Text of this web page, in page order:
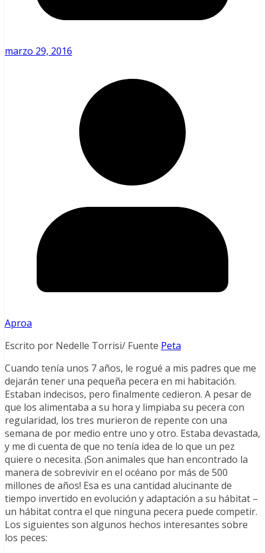
marzo 29, 2016
Aproa
Escrito por Nedelle Torrisi/ Fuente Peta
Cuando tenía unos 7 años, le rogué a mis padres que me
dejarán tener una pequeña pecera en mi habitación.
Estaban indecisos, pero finalmente cedieron. A pesar de
que los alimentaba a su hora y limpiaba su pecera con
regularidad, los tres murieron de repente con una
semana de por medio entre uno y otro. Estaba devastada,
y me di cuenta de que no tenía idea de lo que un pez
quiere o necesita. ¡Son animales que han encontrado la
manera de sobrevivir en el océano por más de 500
millones de años! Esa es una cantidad alucinante de
tiempo invertido en evolución y adaptación a su hábitat –
un hábitat contra el que ninguna pecera puede competir.
Los siguientes son algunos hechos interesantes sobre
los peces: